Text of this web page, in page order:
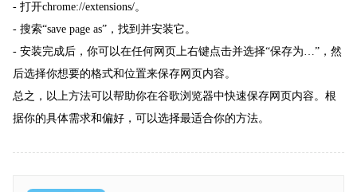
- 打开chrome://extensions/。
- 搜索“save page as”，找到并安装它。
- 安装完成后，你可以在任何网页上右键点击并选择“保存为…”，然
后选择你想要的格式和位置来保存网页内容。
总之，以上方法可以帮助你在谷歌浏览器中快速保存网页内容。根
据你的具体需求和偏好，可以选择最适合你的方法。